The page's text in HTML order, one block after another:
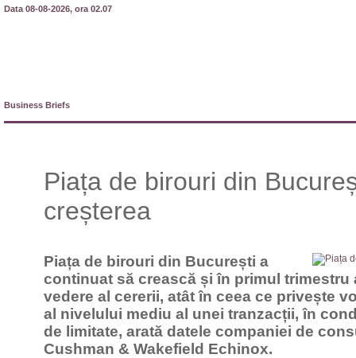
Data 08-08-2026, ora 02.07
Business Briefs
Piața de birouri din
creșterea
Piața de birouri din București a
continuat să crească și în primul trimestru
vedere al cererii, atât în ceea ce privește
al nivelului mediu al unei tranzacții, în
de limitate, arată datele companiei de
Cushman & Wakefield Echinox.